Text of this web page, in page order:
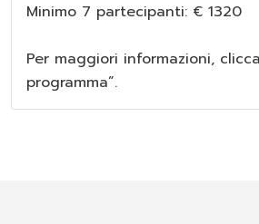
Minimo 7 partecipanti: € 1320
Per maggiori informazioni,
programma”.